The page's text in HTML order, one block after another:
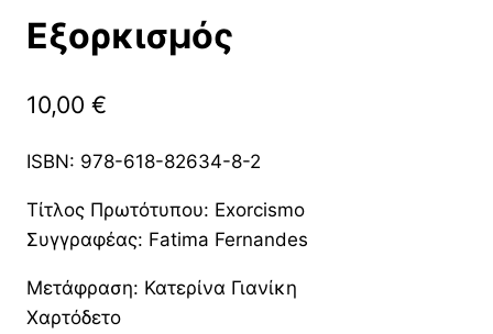
Εξορκισμός
10,00 €
ISBN: 978-618-82634-8-2
Τίτλος Πρωτότυπου: Exorcismo
Συγγραφέας: Fatima Fernandes
Μετάφραση: Κατερίνα Γιανίκη
Χαρτόδετο